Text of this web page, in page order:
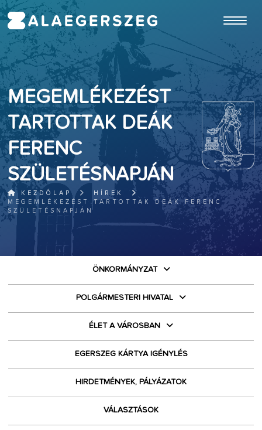
MEGEMLÉKEZÉST
TARTOTTAK DEÁK
FERENC
SZÜLETÉSNAPJÁN
KEZDŐLAP
HÍREK
MEGEMLÉKEZÉST TARTOTTAK DEÁK FERENC
SZÜLETÉSNAPJÁN
ÖNKORMÁNYZAT
POLGÁRMESTERI HIVATAL
ÉLET A VÁROSBAN
EGERSZEG KÁRTYA IGÉNYLÉS
HIRDETMÉNYEK, PÁLYÁZATOK
VÁLASZTÁSOK